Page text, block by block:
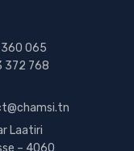
360 065
372 768
Laatiri